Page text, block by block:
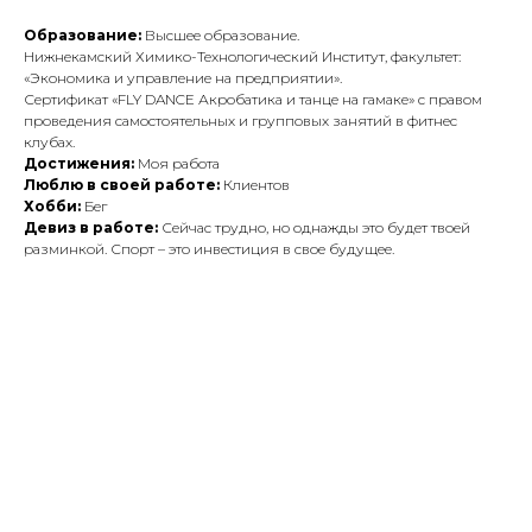
Образование: Высшее образование.
Нижнекамский Химико-Технологический Институт, факультет:
«Экономика и управление на предприятии».
Сертификат «FLY DANCE Акробатика и танце на гамаке» с правом
проведения самостоятельных и групповых занятий в фитнес
клубах.
Достижения: Моя работа
Люблю в своей работе: Клиентов
Хобби: Бег
Девиз в работе: Сейчас трудно, но однажды это будет твоей
разминкой. Спорт – это инвестиция в свое будущее.